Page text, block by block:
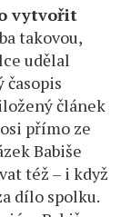
vytvořit
takovou,
udělal
článek
přímo ze
Babiše
též – i když
dílo spolku.